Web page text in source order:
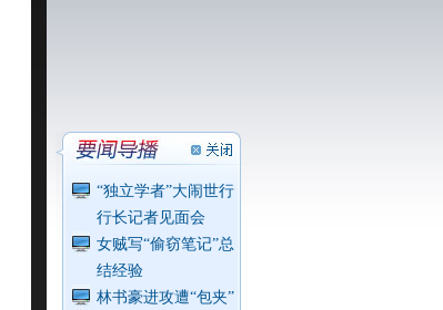
“独立学者”大闹世行
行长记者见面会
女贼写“偷窃笔记”总
结经验
林书豪进攻遭“包夹”